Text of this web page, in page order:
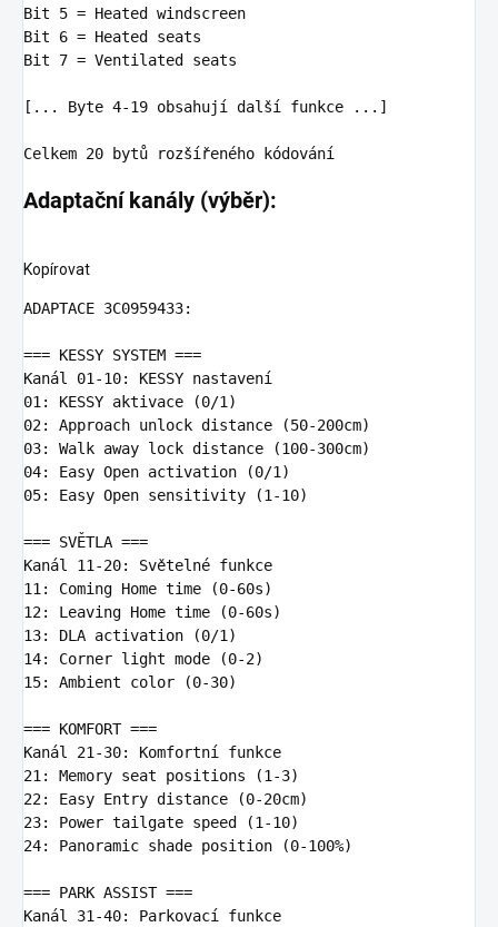
Bit 5 = Heated windscreen
Bit 6 = Heated seats
Bit 7 = Ventilated seats
[... Byte 4-19 obsahují další funkce ...]
Celkem 20
Adaptační kanály (výběr):
Kopírovat
ADAPTACE 3C0959433:
=== KESSY SYSTEM ===
Kanál 01-10: KESSY nastavení
01: KESSY aktivace (0/1)
02: Approach unlock distance (50-200cm)
03: Walk away lock distance (100-300cm)
04: Easy Open activation (0/1)
05: Easy Open sensitivity (1-10)
=== SVĚTLA ===
Kanál 11-20: Světelné funkce
11: Coming Home time (0-60s)
12: Leaving Home time (0-60s)
13: DLA activation (0/1)
14: Corner light mode (0-2)
15: Ambient color (0-30)
=== KOMFORT ===
Kanál 21-30: Komfortní funkce
21: Memory seat positions (1-3)
22: Easy Entry distance (0-20cm)
23: Power tailgate speed (1-10)
24: Panoramic shade position (0-100%)
=== PARK ASSIST ===
Kanál 31-40: Parkovací funkce